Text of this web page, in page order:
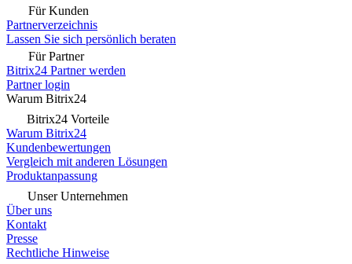
Für Kunden
Partnerverzeichnis
Lassen Sie sich persönlich beraten
Für Partner
Bitrix24 Partner werden
Partner login
Warum Bitrix24
Bitrix24 Vorteile
Warum Bitrix24
Kundenbewertungen
Vergleich mit anderen Lösungen
Produktanpassung
Unser Unternehmen
Über uns
Kontakt
Presse
Rechtliche Hinweise